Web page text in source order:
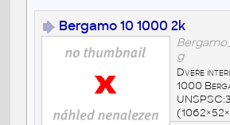
Bergamo 10 1000 2k
g
Dveře
1000